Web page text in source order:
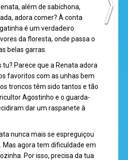
além de sabichona,
adora comer? À conta
é um verdadeiro
da floresta, onde passa o
belas garras.
tu? Parece que a Renata adora
favoritos com as unhas bem
troncos têm sido tantos e tão
Agostinho e o guarda-
dar um raspanete à
nunca mais se espreguiçou
Mas agora tem dificuldade em
Por isso, precisa da tua